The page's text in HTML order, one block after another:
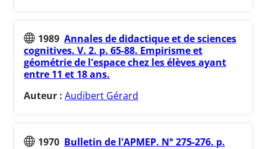
1989 Annales de didactique et de sciences
cognitives. V. 2. p. 65-88. Empirisme et
géométrie de l'espace chez les élèves ayant
entre 11 et 18 ans.
Auteur : Audibert Gérard
1970 Bulletin de l'APMEP. N° 275-276. p.